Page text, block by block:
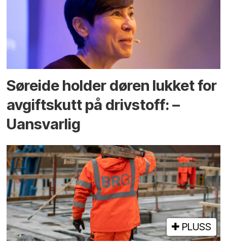
Søreide holder døren lukket for
avgiftskutt på drivstoff: –
Uansvarlig
PLUSS